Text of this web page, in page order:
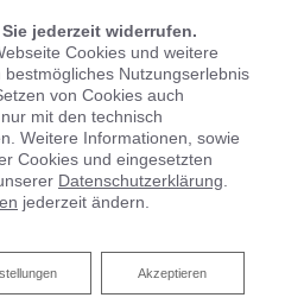
jederzeit widerrufen.
Cookies und weitere
Nutzungserlebnis
von Cookies auch
mit den technisch
Weitere Informationen, sowie
Cookies und eingesetzten
Datenschutzerklärung
jederzeit ändern.
Akzeptieren